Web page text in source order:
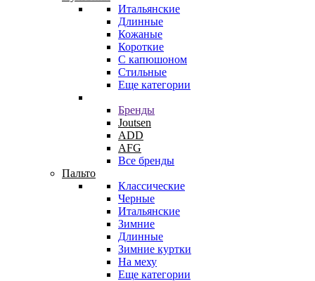
Итальянские
Длинные
Кожаные
Короткие
С капюшоном
Стильные
Еще категории
Бренды
Joutsen
ADD
AFG
Все бренды
Пальто
Классические
Черные
Итальянские
Зимние
Длинные
Зимние куртки
На меху
Еще категории